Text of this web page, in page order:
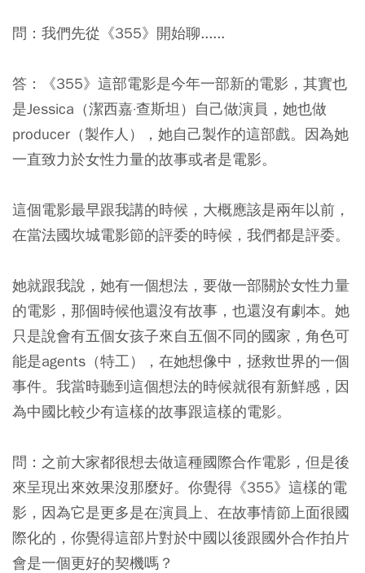
問：我們先從《355》開始聊......
答：《355》這部電影是今年一部新的電影，其實也
是Jessica（潔西嘉·查斯坦）自己做演員，她也做
producer（製作人），她自己製作的這部戲。因為她
一直致力於女性力量的故事或者是電影。
這個電影最早跟我講的時候，大概應該是兩年以前，
在當法國坎城電影節的評委的時候，我們都是評委。
她就跟我說，她有一個想法，要做一部關於女性力量
的電影，那個時候他還沒有故事，也還沒有劇本。她
只是說會有五個女孩子來自五個不同的國家，角色可
能是agents（特工），在她想像中，拯救世界的一個
事件。我當時聽到這個想法的時候就很有新鮮感，因
為中國比較少有這樣的故事跟這樣的電影。
問：之前大家都很想去做這種國際合作電影，但是後
來呈現出來效果沒那麼好。你覺得《355》這樣的電
影，因為它是更多是在演員上、在故事情節上面很國
際化的，你覺得這部片對於中國以後跟國外合作拍片
會是一個更好的契機嗎？